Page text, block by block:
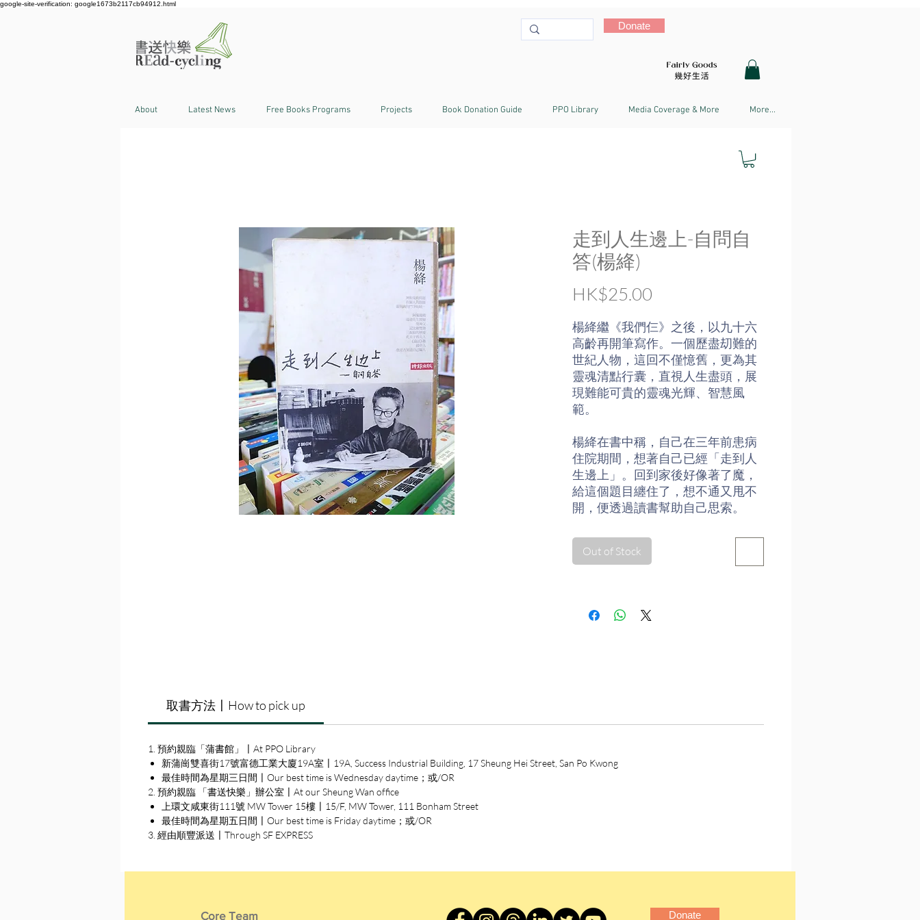
google-site-verification: google1673b2117cb94912.html
Donate
About Latest News Free Books Programs Projects Book Donation Guide PPO Library Media Coverage & More More...
走到人生邊上-自問自
答(楊絳)
HK$25.00
楊絳繼《我們仨》之後，以九十六
高齡再開筆寫作。一個歷盡刧難的
世紀人物，這回不僅憶舊，更為其
靈魂清點行囊，直視人生盡頭，展
現難能可貴的靈魂光輝、智慧風
範。
楊絳在書中稱，自己在三年前患病
住院期間，想著自己已經「走到人
生邊上」。回到家後好像著了魔，
給這個題目纏住了，想不通又甩不
開，便透過讀書幫助自己思索。
《走到人生邊上--自問自答》一書
共分為兩部分，第一部分作者關注
文構成，作者自稱是注釋自己的思
索過程。
最優秀的翻譯佳作，到2014年已累
十多年。93歲出版《我们仨》，風
Out of Stock
取書方法〡How to pick up
1. 預約親臨「蒲書館」〡At PPO Library
新蒲崗雙喜街17號富德工業大廈19A室〡19A, Success Industrial Building, 17 Sheung Hei Street, San Po Kwong
最佳時間為星期三日間〡Our best time is Wednesday daytime；或/OR
2. 預約親臨 「書送快樂」辦公室〡At our Sheung Wan office
上環文咸東街111號 MW Tower 15樓〡15/F, MW Tower, 111 Bonham Street
最佳時間為星期五日間〡Our best time is Friday daytime；或/OR
3. 經由順豐派送〡Through SF EXPRESS
Core Team Donate